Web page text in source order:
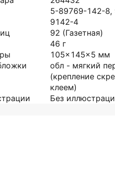
5-89769-142-
9142-4
92 (Газетная)
46 г
105x145x5 мм
обл - мягкий
(крепление
клеем)
Без